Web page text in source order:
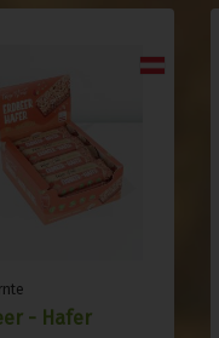
- Hafer